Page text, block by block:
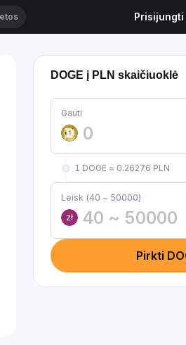
Prisijungti
DOGE į PLN skaičiuoklė
Gauti
1 DOGE ≈ 0.26276 PLN
Leisk (40 ~ 50000)
zł
Pirkti